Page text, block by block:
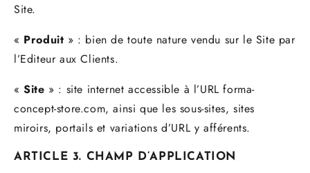
Site.
« Produit » : bien de toute nature vendu sur le Site par
l’Editeur aux Clients.
«Site » : site internet accessible à l’URL forma-
concept-store.com, ainsi que les sous-sites, sites
miroirs, portails et variations d’URL y afférents.
ARTICLE 3. CHAMP D’APPLICATION